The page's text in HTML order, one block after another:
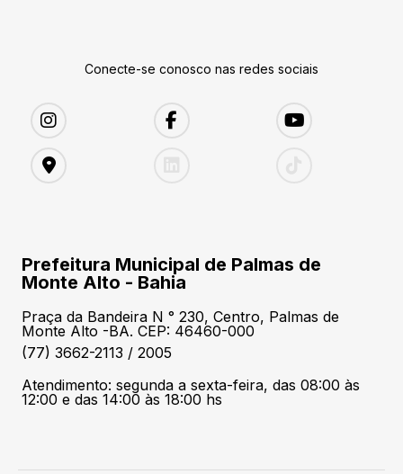
Conecte-se conosco nas redes sociais
Prefeitura Municipal de Palmas de
Monte Alto - Bahia
Praça da Bandeira N ° 230, Centro, Palmas de
Monte Alto -BA. CEP: 46460-000
(77) 3662-2113 / 2005
Atendimento: segunda a sexta-feira, das 08:00 às
12:00 e das 14:00 às 18:00 hs